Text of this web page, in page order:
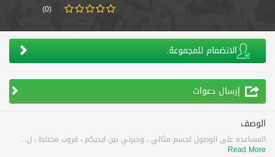
(0)
الانضمام للمجموعة.
إرسال دعوات
الوصف
المساعده على الوصول لجسم مثالي ، وخبرتي بين ايديكم ، قروب مختلط ، ل...
Read More